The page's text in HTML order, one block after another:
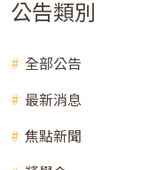
公告類別
全部公告
最新消息
焦點新聞